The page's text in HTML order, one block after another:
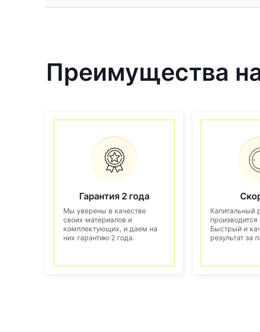
Преимущества
Гарантия 2 года
Мы уверены в качестве
своих материалов и
комплектующих, и даем на
них гарантию 2 года.
Капитальный
Быстрый и
результат за